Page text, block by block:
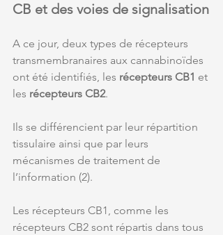
CB et des voies de signalisation
A ce jour, deux types de récepteurs
transmembranaires aux cannabinoïdes
ont été identifiés, les récepteurs CB1 et
les récepteurs CB2.
Ils se différencient par leur répartition
tissulaire ainsi que par leurs
mécanismes de traitement de
l’information (2).
Les récepteurs CB1, comme les
récepteurs CB2 sont répartis dans tous